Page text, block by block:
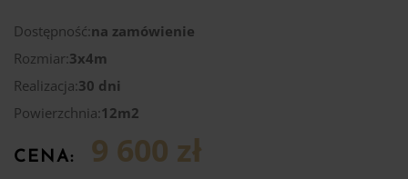
Dostępność:na zamówienie
Rozmiar:3x4m
Realizacja:30 dni
Powierzchnia:12m2
CENA: 9 600 zł